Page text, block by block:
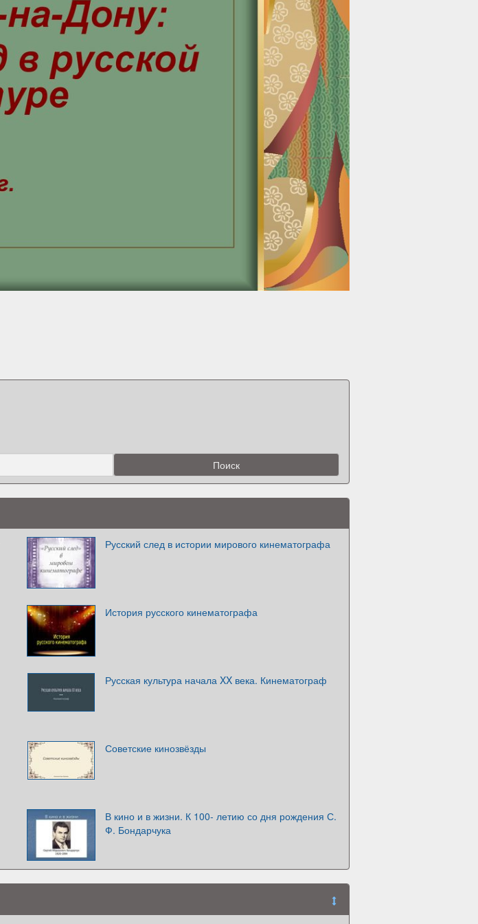
Русский след в истории мирового кинематографа
История русского кинематографа
Русская культура начала XX века. Кинематограф
Советские кинозвёзды
В кино и в жизни. К 100- летию со дня рождения С.
Ф. Бондарчука